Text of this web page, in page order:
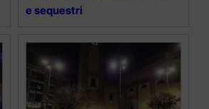
e sequestri